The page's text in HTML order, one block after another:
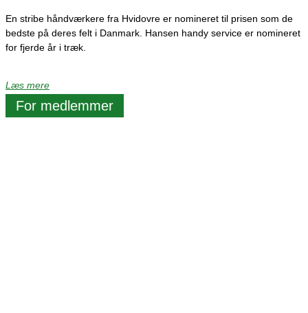
En stribe håndværkere fra Hvidovre er nomineret til prisen som de
bedste på deres felt i Danmark. Hansen handy service er nomineret
for fjerde år i træk.
Læs mere
For medlemmer